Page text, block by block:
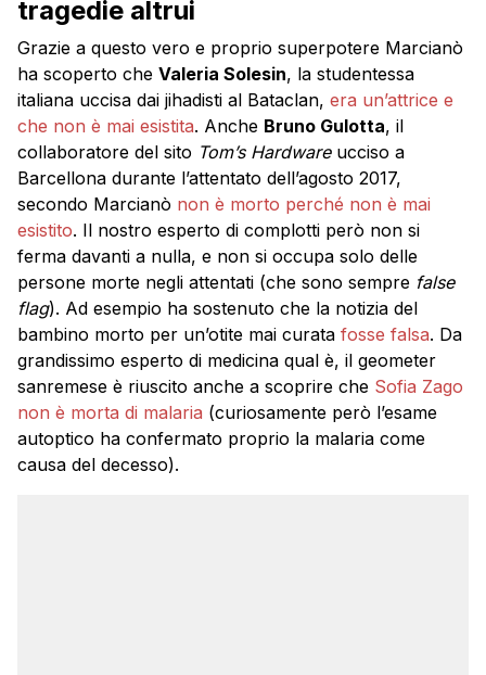
tragedie altrui
Grazie a questo vero e proprio superpotere Marcianò
ha scoperto che Valeria Solesin, la studentessa
italiana uccisa dai jihadisti al Bataclan, era un’attrice e
che non è mai esistita. Anche Bruno Gulotta, il
collaboratore del sito Tom’s Hardware ucciso a
Barcellona durante l’attentato dell’agosto 2017,
secondo Marcianò non è morto perché non è mai
esistito. Il nostro esperto di complotti però non si
ferma davanti a nulla, e non si occupa solo delle
persone morte negli attentati (che sono sempre false
flag). Ad esempio ha sostenuto che la notizia del
bambino morto per un’otite mai curata fosse falsa. Da
grandissimo esperto di medicina qual è, il geometer
sanremese è riuscito anche a scoprire che Sofia Zago
non è morta di malaria (curiosamente però l’esame
autoptico ha confermato proprio la malaria come
causa del decesso).